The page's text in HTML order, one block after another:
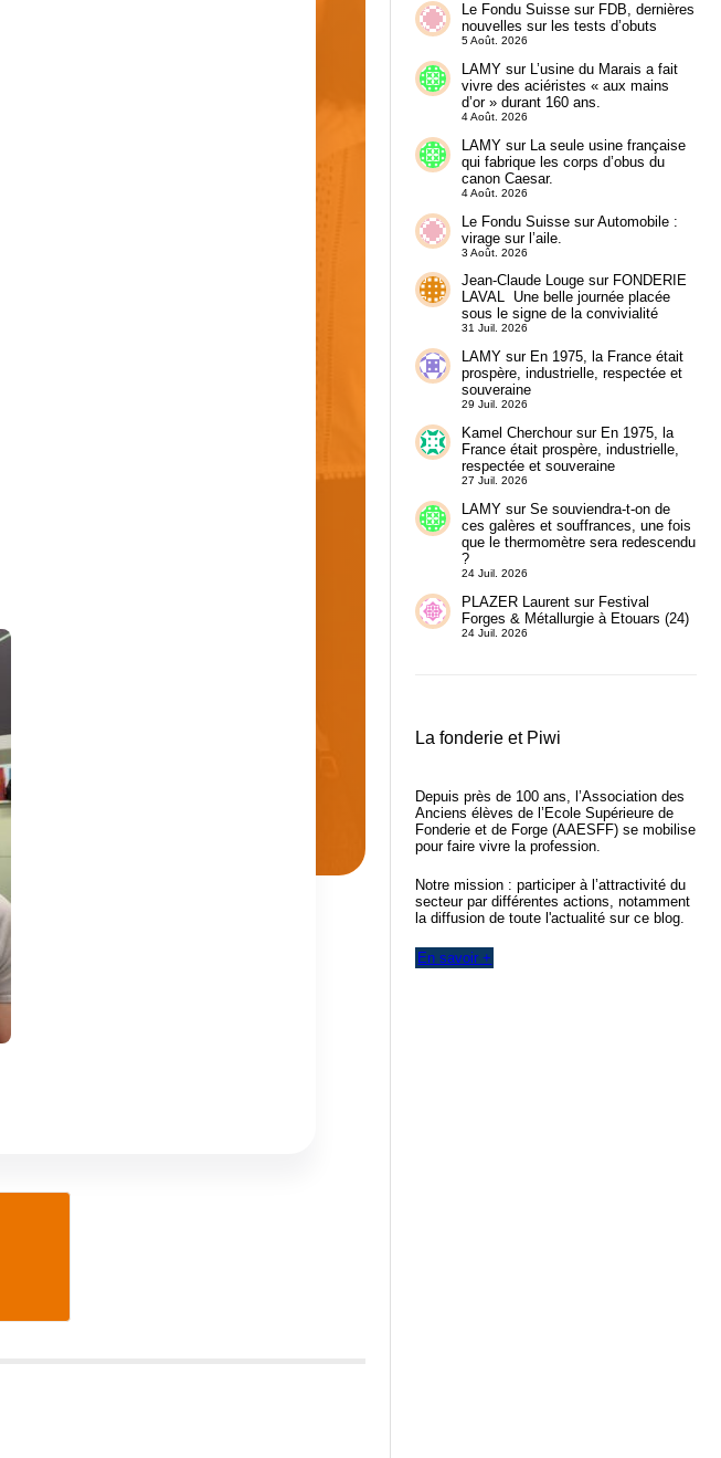
Le Fondu Suissesur FDB, dernières
nouvelles sur les tests d’obuts
5 Août. 2026
LAMYsur L’usine du Marais a fait
vivre des aciéristes « aux mains
d’or » durant 160 ans.
4 Août. 2026
LAMYsur
La seule usine française
qui fabrique les corps d’obus du
canon Caesar.
4 Août. 2026
Le Fondu SuissesurAutomobile :
virage sur l’aile.
3 Août. 2026
Jean-Claude Lougesur FONDERIE
LAVAL Une belle journée placée
sous le signe de la convivialité
31 Juil. 2026
LAMYsur En 1975, la France était
prospère, industrielle, respectée et
souveraine
29 Juil. 2026
Kamel Cherchoursur En 1975, la
France était prospère, industrielle,
respectée et souveraine
27 Juil. 2026
LAMYsur Se souviendra-t-on de
ces galères et souffrances, une fois
que le thermomètre sera redescendu
?
24 Juil. 2026
PLAZER Laurentsur Festival
Forges & Métallurgie à Etouars (24)
24 Juil. 2026
La fonderie et Piwi
Depuis près de 100 ans, l’Association des
Anciens élèves de l’Ecole Supérieure de
Fonderie et de Forge (AAESFF) se mobilise
pour faire vivre la profession.
Notre mission : participer à l’attractivité du
secteur par différentes actions, notamment
la diffusion de toute l'actualité sur ce blog.
En savoir +